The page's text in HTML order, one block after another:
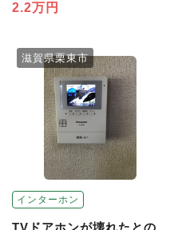
2.2万円
インターホン
滋賀県栗東市